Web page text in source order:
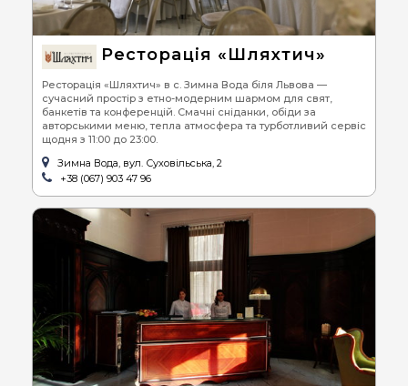
Ресторація «Шляхтич»
Ресторація «Шляхтич» в с. Зимна Вода біля Львова —
сучасний простір з етно-модерним шармом для свят,
банкетів та конференцій. Смачні сніданки, обіди за
авторськими меню, тепла атмосфера та турботливий сервіс
щодня з 11:00 до 23:00.
Зимна Вода, вул. Суховільська, 2
+38 (067) 903 47 96